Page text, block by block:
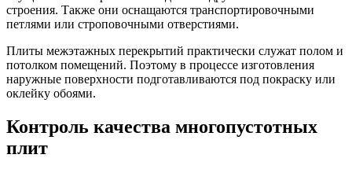
строения. Также они оснащаются транспортировочными
петлями или строповочными отверстиями.
Плиты межэтажных перекрытий практически служат полом и
потолком помещений. Поэтому в процессе изготовления
наружные поверхности подготавливаются под покраску или
оклейку обоями.
Контроль качества многопустотных
плит